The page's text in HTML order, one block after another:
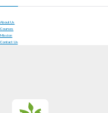
About Us
Courses
Mission
Contact Us